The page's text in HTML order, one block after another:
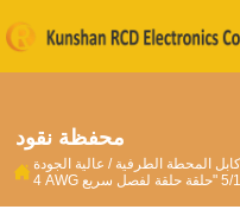
محفظة نقود
 المحطة الطرفية / عالية الجودة